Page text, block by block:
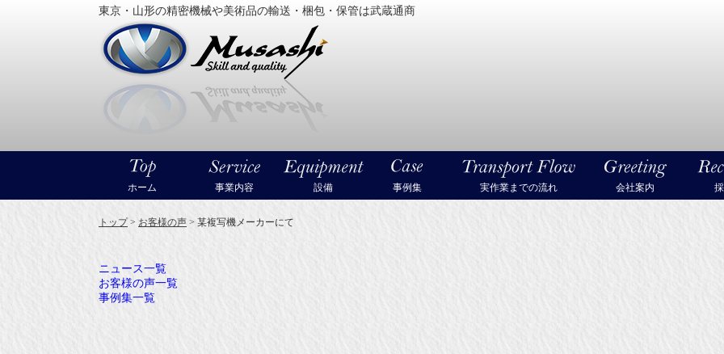
東京・山形の精密機械や美術品の輸送・梱包・保管は武蔵通商
ホーム 事業内容 設備 事例集 実作業までの流れ 会社案内
トップ> お客様の声 > 某複写機メーカーにて
ニュース一覧
お客様の声一覧
事例集一覧